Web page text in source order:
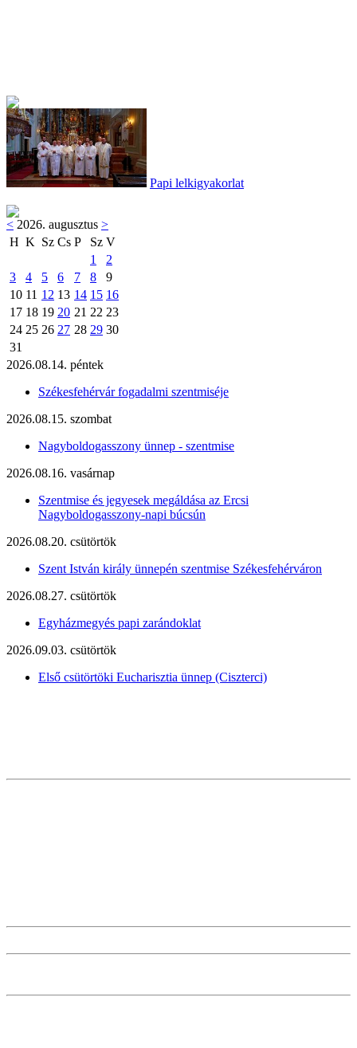
Papi lelkigyakorlat
< 2026. augusztus >
H K Sz Cs P Sz V
1
2
3
4 5 6 7 8
9
10 11 12 13 14 15 16
17 18 19 20 21 22 23
24 25 26 27 28 29 30
31
2026.08.14. péntek
Székesfehérvár fogadalmi szentmiséje
2026.08.15. szombat
Nagyboldogasszony ünnep - szentmise
2026.08.16. vasárnap
Szentmise és jegyesek megáldása az Ercsi
Nagyboldogasszony-napi búcsún
2026.08.20. csütörtök
Szent István király ünnepén szentmise Székesfehérváron
2026.08.27. csütörtök
Egyházmegyés papi zarándoklat
2026.09.03. csütörtök
Első csütörtöki Eucharisztia ünnep (Ciszterci)